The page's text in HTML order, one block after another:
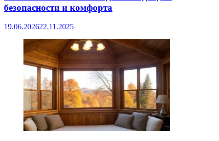
безопасности и комфорта
19.06.202622.11.2025